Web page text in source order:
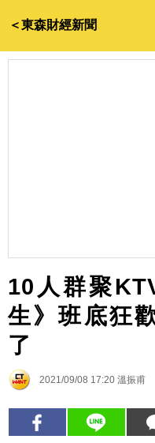
＜東森財經新聞
10人群聚
生》班底狂
了
2021/09/08 17:20 溫振甫